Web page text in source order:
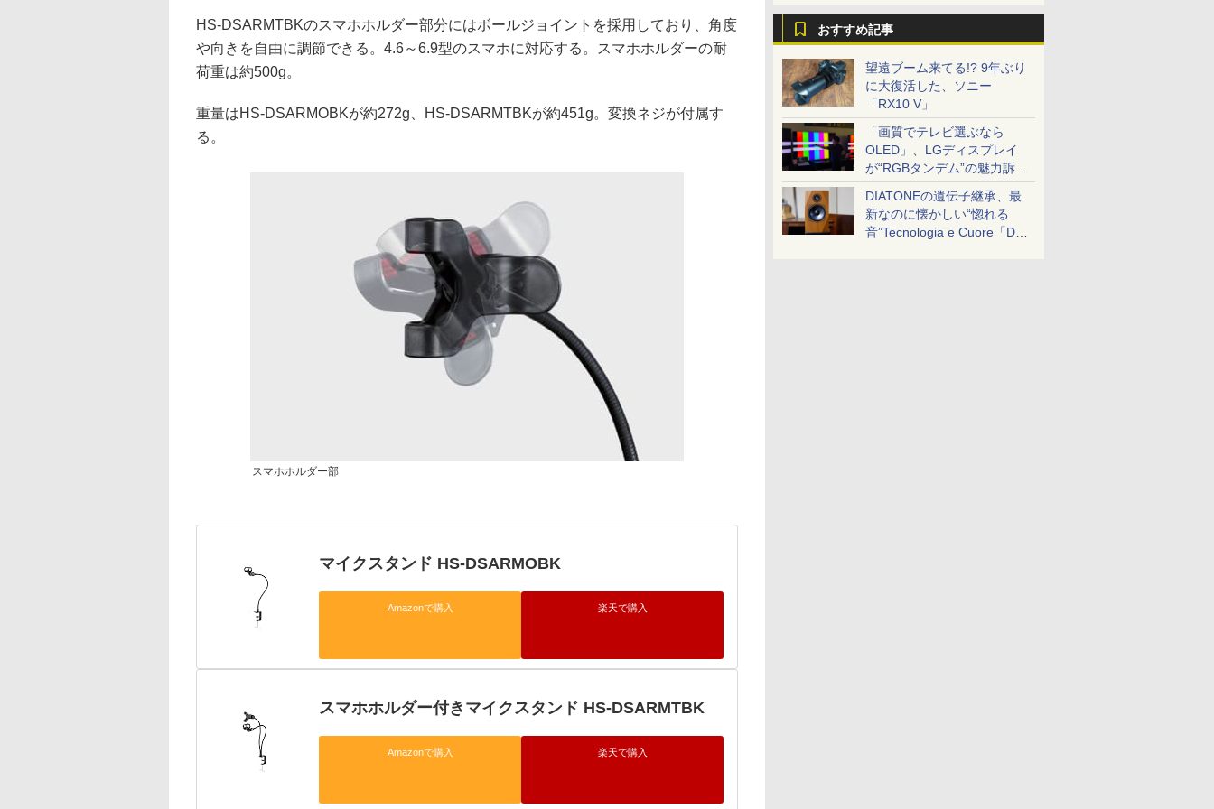
おすすめ記事
望遠ブーム来てる!? 9年ぶり
に大復活した、ソニー
「RX10 V」
「画質でテレビ選ぶなら
OLED」、LGディスプレイ
が“RGBタンデム”の魅力訴
求。液晶とのガチ比較も
DIATONEの遺伝子継承、最
新なのに懐かしい“惚れる
音”Tecnologia e Cuore「DS-
HS-DSARMTBKのスマホホルダー部分にはボールジョイントを採用しており、角度
や向きを自由に調節できる。4.6～6.9型のスマホに対応する。スマホホルダーの耐
荷重は約500g。
重量はHS-DSARMOBKが約272g、HS-DSARMTBKが約451g。変換ネジが付属す
る。
スマホホルダー部
マイクスタンド HS-DSARMOBK
Amazonで購入 楽天で購入
スマホホルダー付きマイクスタンド HS-DSARMTBK
Amazonで購入 楽天で購入